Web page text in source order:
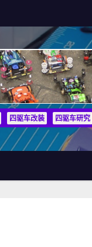
四驱车改装 四驱车研究